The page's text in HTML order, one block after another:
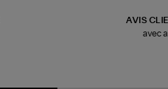
AVIS
avec